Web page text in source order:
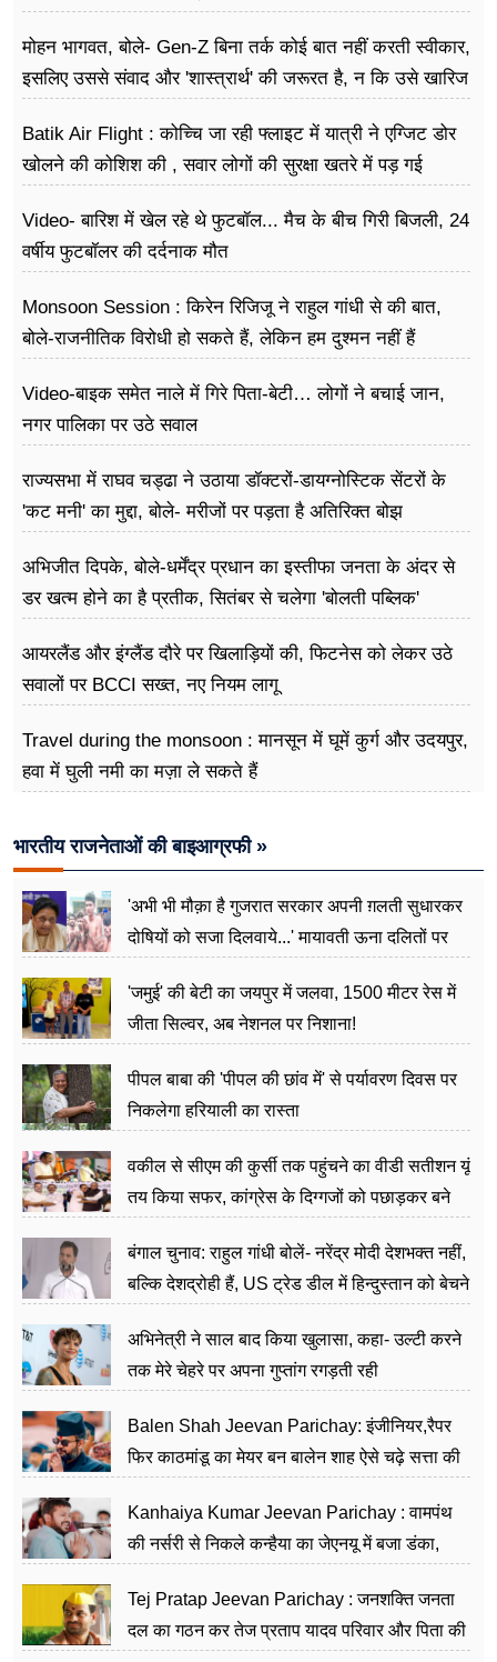
मोहन भागवत, बोले- Gen-Z बिना तर्क कोई बात नहीं करती स्वीकार,
इसलिए उससे संवाद और 'शास्त्रार्थ' की जरूरत है, न कि उसे खारिज
Batik Air Flight : कोच्चि जा रही फ्लाइट में यात्री ने एग्जिट डोर
खोलने की कोशिश की , सवार लोगों की सुरक्षा खतरे में पड़ गई
Video- बारिश में खेल रहे थे फुटबॉल... मैच के बीच गिरी बिजली, 24
वर्षीय फुटबॉलर की दर्दनाक मौत
Monsoon Session : किरेन रिजिजू ने राहुल गांधी से की बात,
बोले-राजनीतिक विरोधी हो सकते हैं, लेकिन हम दुश्मन नहीं हैं
Video-बाइक समेत नाले में गिरे पिता-बेटी… लोगों ने बचाई जान,
नगर पालिका पर उठे सवाल
राज्यसभा में राघव चड्ढा ने उठाया डॉक्टरों-डायग्नोस्टिक सेंटरों के
'कट मनी' का मुद्दा, बोले- मरीजों पर पड़ता है अ​तिरिक्त बोझ
अभिजीत दिपके, बोले-धर्मेंद्र प्रधान का इस्तीफा जनता के अंदर से
डर खत्म होने का है प्रतीक, सितंबर से चलेगा 'बोलती पब्लिक'
आयरलैंड और इंग्लैंड दौरे पर खिलाड़ियों की, फिटनेस को लेकर उठे
सवालों पर BCCI सख्त, नए नियम लागू
Travel during the monsoon : मानसून में घूमें कुर्ग और उदयपुर,
हवा में घुली नमी का मज़ा ले सकते हैं
भारतीय राजनेताओं की बाइआग्रफी »
'अभी भी मौक़ा है गुजरात सरकार अपनी ग़लती सुधारकर
दोषियों को सजा दिलवाये...' मायावती ऊना दलितों पर
'जमुई' की बेटी का जयपुर में जलवा, 1500 मीटर रेस में
जीता सिल्वर, अब नेशनल पर निशाना!
पीपल बाबा की 'पीपल की छांव में' से पर्यावरण दिवस पर
निकलेगा हरियाली का रास्ता
वकील से सीएम की कुर्सी तक पहुंचने का वीडी सतीशन यूं
तय किया सफर, कांग्रेस के दिग्गजों को पछाड़कर बने
बंगाल चुनाव: राहुल गांधी बोलें- नरेंद्र मोदी देशभक्त नहीं,
बल्कि देशद्रोही हैं, US ट्रेड डील में हिन्दुस्तान को बेचने
अभिनेत्री ने साल बाद किया खुलासा, कहा- उल्टी करने
तक मेरे चेहरे पर अपना गुप्तांग रगड़ती रही
Balen Shah Jeevan Parichay: इंजीनियर,रैपर
फिर काठमांडू का मेयर बन बालेन शाह ऐसे चढ़े सत्ता की
Kanhaiya Kumar Jeevan Parichay : वामपंथ
की नर्सरी से निकले कन्हैया का जेएनयू में बजा डंका,
Tej Pratap Jeevan Parichay : जनशक्ति जनता
दल का गठन कर तेज प्रताप यादव परिवार और पिता की